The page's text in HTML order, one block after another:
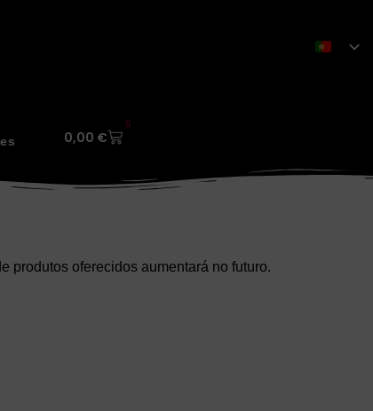
0,00 €
0
produtos oferecidos aumentará no futuro.